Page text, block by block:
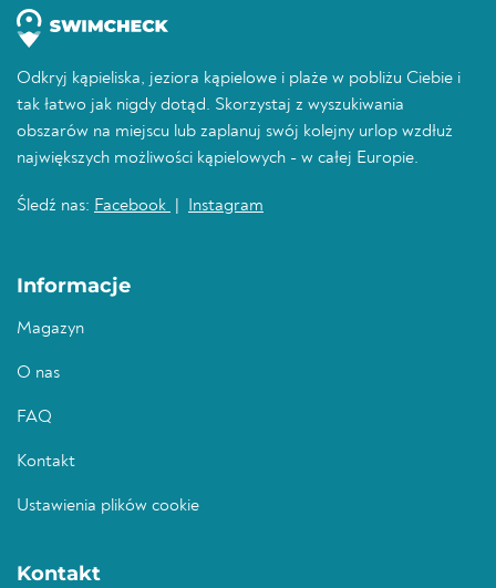
Odkryj kąpieliska, jeziora kąpielowe i plaże w pobliżu Ciebie i
tak łatwo jak nigdy dotąd. Skorzystaj z wyszukiwania
obszarów na miejscu lub zaplanuj swój kolejny urlop wzdłuż
największych możliwości kąpielowych - w całej Europie.
Śledź nas: Facebook Instagram
Informacje
Magazyn
O nas
FAQ
Kontakt
Ustawienia plików cookie
Kontakt